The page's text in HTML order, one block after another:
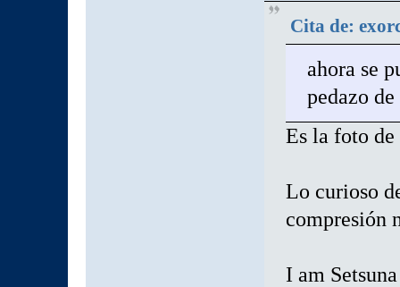
Cita de:
ahora se
pedazo
Es la foto
Lo curioso
compresión
I am